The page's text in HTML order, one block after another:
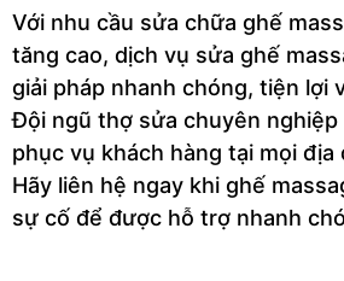
Với nhu cầu sửa chữa ghế
tăng cao, dịch vụ sửa ghế
giải pháp nhanh chóng, tiện lợi
Đội ngũ thợ sửa chuyên nghiệp
phục vụ khách hàng tại mọi
Hãy liên hệ ngay khi ghế
sự cố để được hỗ trợ nhanh